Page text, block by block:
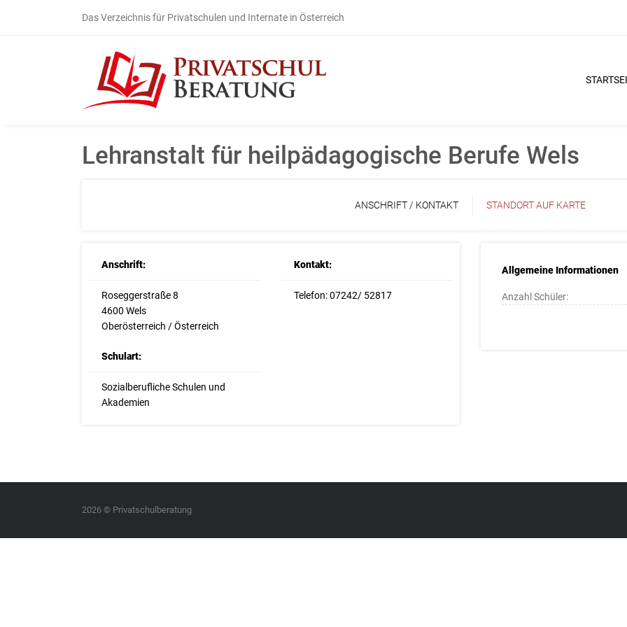
Das Verzeichnis für Privatschulen und Internate in Österreich
Lehranstalt für heilpädagogische Berufe Wels
ANSCHRIFT / KONTAKT STANDORT AUF KARTE
Anschrift:
Roseggerstraße 8
4600 Wels
Oberösterreich / Österreich
Kontakt:
Telefon: 07242/ 52817
Schulart:
Sozialberufliche Schulen und
Akademien
Allgemeine Informationen
Anzahl Schüler:
2026 © Privatschulberatung